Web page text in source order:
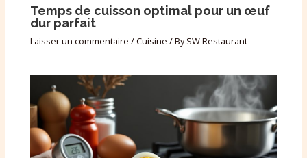
Temps de cuisson optimal pour un œuf
dur parfait
Laisser un commentaire /Cuisine / BySW Restaurant